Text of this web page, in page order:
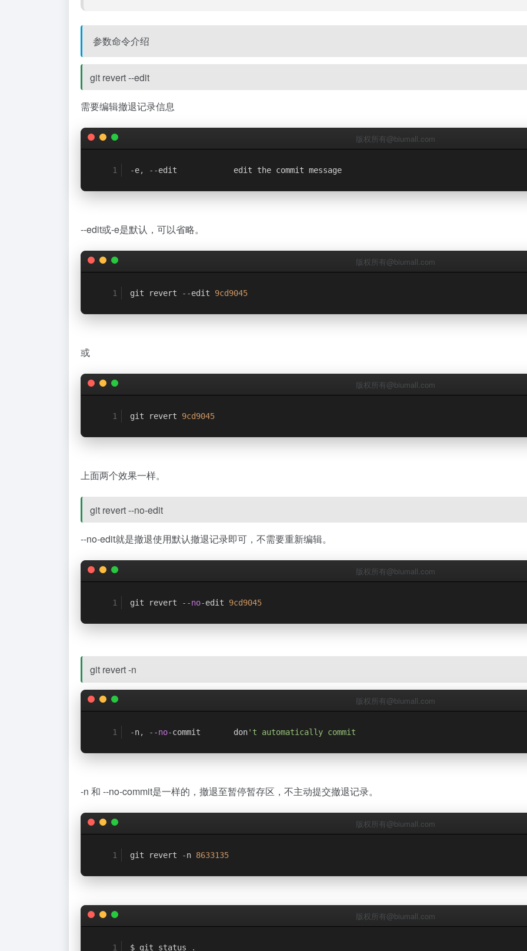
参数命令介绍
git revert --edit
需要编辑撤退记录信息
版权所有@biumall.com
-e, --edit            edit the commit message
--edit或-e是默认，可以省略。
版权所有@biumall.com
git revert --edit 9cd9045
或
版权所有@biumall.com
git revert 9cd9045
上面两个效果一样。
git revert --no-edit
--no-edit就是撤退使用默认撤退记录即可，不需要重新编辑。
版权所有@biumall.com
git revert --no-edit 9cd9045
git revert -n
版权所有@biumall.com
-n, --no-commit       don't automatically commit
-n 和 --no-commit是一样的，撤退至暂停暂存区，不主动提交撤退记录。
版权所有@biumall.com
git revert -n 8633135
版权所有@biumall.com
$ git status .